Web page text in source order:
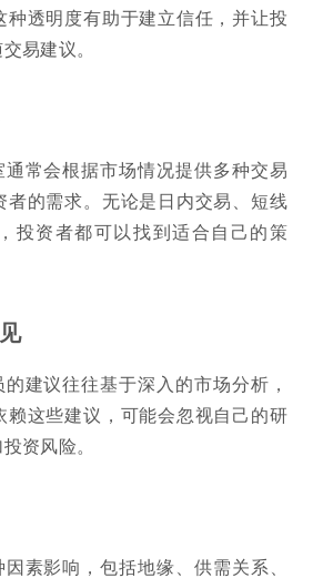
种透明度有助于建立信任，并让投
易建议。
常会根据市场情况提供多种交易
者的需求。无论是日内交易、短线
投资者都可以找到适合自己的策
建议往往基于深入的市场分析，
赖这些建议，可能会忽视自己的研
资风险。
素影响，包括地缘、供需关系、